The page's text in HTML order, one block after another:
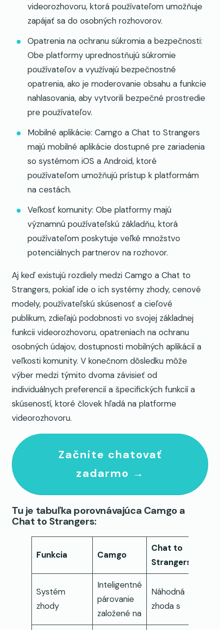
videorozhovoru, ktorá používateľom umožňuje
zapájať sa do osobných rozhovorov.
Opatrenia na ochranu súkromia a bezpečnosti:
Obe platformy uprednostňujú súkromie
používateľov a využívajú bezpečnostné
opatrenia, ako je moderovanie obsahu a funkcie
nahlasovania, aby vytvorili bezpečné prostredie
pre používateľov.
Mobilné aplikácie: Camgo a Chat to Strangers
majú mobilné aplikácie dostupné pre zariadenia
so systémom iOS a Android, ktoré
používateľom umožňujú prístup k platformám
na cestách.
Veľkosť komunity: Obe platformy majú
významnú používateľskú základňu, ktorá
používateľom poskytuje veľké množstvo
potenciálnych partnerov na rozhovor.
Aj keď existujú rozdiely medzi Camgo a Chat to
Strangers, pokiaľ ide o ich systémy zhody, cenové
modely, používateľskú skúsenosť a cieľové
publikum, zdieľajú podobnosti vo svojej základnej
funkcii videorozhovoru, opatreniach na ochranu
osobných údajov, dostupnosti mobilných aplikácií a
veľkosti komunity. V konečnom dôsledku môže
výber medzi týmito dvoma závisieť od
individuálnych preferencií a špecifických funkcií a
skúseností, ktoré človek hľadá na platforme
videorozhovoru.
Začnite chatovať
zadarmo →
Tu je tabuľka porovnávajúca Camgo a
Chat to Strangers:
Funkcia Camgo
Chat to
Strangers
Systém
zhody
Inteligentné
párovanie
založené na
Náhodná
zhoda s